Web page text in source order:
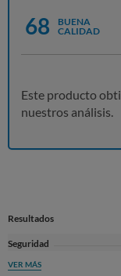
68
BUENA
CALIDAD
Este producto
nuestros análisis.
Resultados
Seguridad
VER MÁS